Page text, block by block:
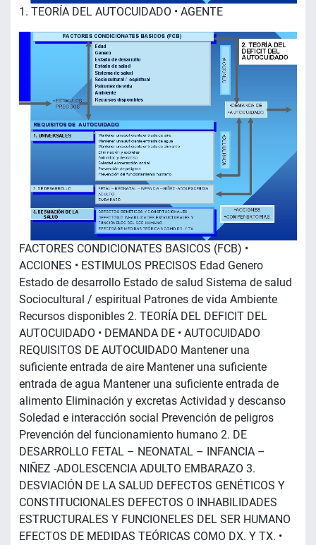
1. TEORÍA DEL AUTOCUIDADO • AGENTE
FACTORES CONDICIONATES BASICOS (FCB) •
ACCIONES • ESTIMULOS PRECISOS Edad Genero
Estado de desarrollo Estado de salud Sistema de salud
Sociocultural / espiritual Patrones de vida Ambiente
Recursos disponibles 2. TEORÍA DEL DEFICIT DEL
AUTOCUIDADO • DEMANDA DE • AUTOCUIDADO
REQUISITOS DE AUTOCUIDADO Mantener una
suficiente entrada de aire Mantener una suficiente
entrada de agua Mantener una suficiente entrada de
alimento Eliminación y excretas Actividad y descanso
Soledad e interacción social Prevención de peligros
Prevención del funcionamiento humano 2. DE
DESARROLLO FETAL – NEONATAL – INFANCIA –
NIÑEZ -ADOLESCENCIA ADULTO EMBARAZO 3.
DESVIACIÓN DE LA SALUD DEFECTOS GENÉTICOS Y
CONSTITUCIONALES DEFECTOS O INHABILIDADES
ESTRUCTURALES Y FUNCIONELES DEL SER HUMANO
EFECTOS DE MEDIDAS TEÓRICAS COMO DX. Y TX. •